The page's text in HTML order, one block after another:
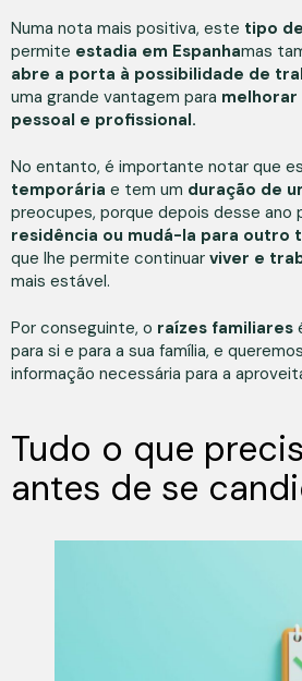
Numa nota mais positiva, este tipo
permite estadia em Espanhamas
abre a porta à possibilidade de
uma grande vantagem para melhorar
pessoal e profissional.
No entanto, é importante notar que
temporária e tem um duração de
preocupes, porque depois desse ano
residência ou mudá-la para outro
que lhe permite continuar viver e
mais estável.
Por conseguinte, o raízes familiares
para si e para a sua família, e
informação necessária para a
Tudo o que
antes de se